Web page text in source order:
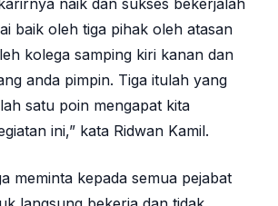
naik dan sukses bekerjalah
baik oleh tiga pihak oleh atasan
kolega samping kiri kanan dan
anda pimpin. Tiga itulah yang
satu poin mengapat kita
ini,” kata Ridwan Kamil.
meminta kepada semua pejabat